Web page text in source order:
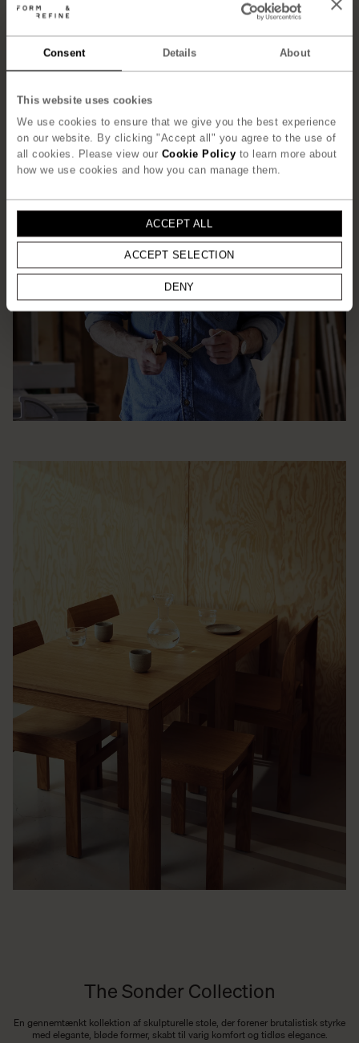
Consent Details About
This website uses cookies
We use cookies to ensure that we give you the best experience
on our website. By clicking "Accept all" you agree to the use of
all cookies. Please view our Cookie Policy to learn more about
how we use cookies and how you can manage them.
ACCEPT ALL
ACCEPT SELECTION
DENY
– Jonas Herman, Herman Studio
UDFORSK DESIGNEREN
The Sonder Collection
En gennemtænkt kollektion af skulpturelle stole, der forener brutalistisk styrke
med elegante, bløde former, skabt til varig komfort og tidløs elegance.